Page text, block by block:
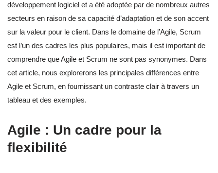
développement logiciel et a été adoptée par de nombreux autres
secteurs en raison de sa capacité d’adaptation et de son accent
sur la valeur pour le client. Dans le domaine de l’Agile, Scrum
est l’un des cadres les plus populaires, mais il est important de
comprendre que Agile et Scrum ne sont pas synonymes. Dans
cet article, nous explorerons les principales différences entre
Agile et Scrum, en fournissant un contraste clair à travers un
tableau et des exemples.
Agile : Un cadre pour la
flexibilité